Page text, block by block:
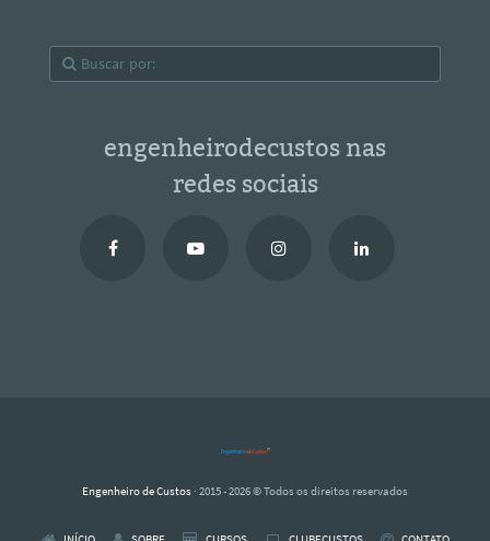
engenheirodecustos nas
redes sociais
Engenheiro de Custos · 2015 - 2026 © Todos os direitos reservados